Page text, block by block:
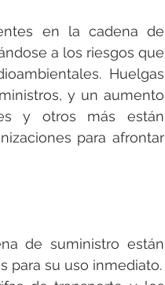
en la cadena de
a los riesgos que
Huelgas
y un aumento
y otros más están
para afrontar
de suministro están
para su uso inmediato.